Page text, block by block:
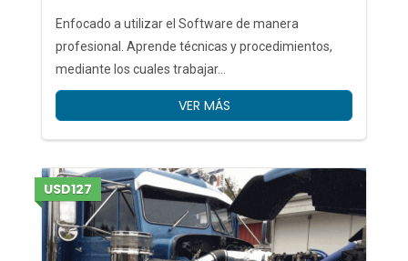
Enfocado a utilizar el Software de manera
profesional. Aprende técnicas y procedimientos,
mediante los cuales trabajar...
VER MÁS
USD127